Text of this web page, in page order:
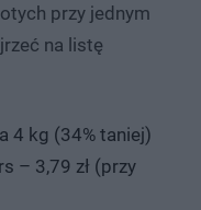
przy jednym
na listę
4 kg (34% taniej)
– 3,79 zł (przy